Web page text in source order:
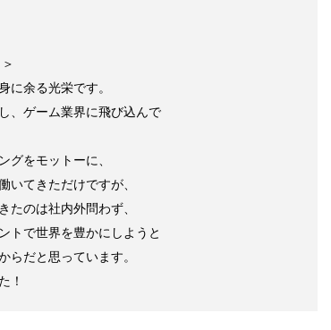
に余る光栄です。
、ゲーム業界に飛び込んで
グをモットーに、
いてきただけですが、
たのは社内外問わず、
トで世界を豊かにしようと
らだと思っています。
！